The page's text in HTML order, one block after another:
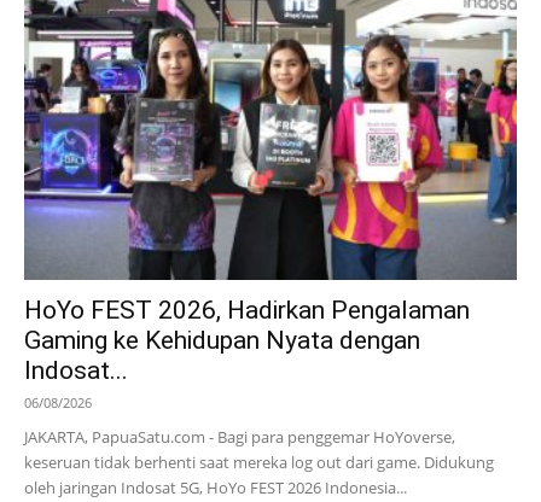
HoYo FEST 2026, Hadirkan Pengalaman
Gaming ke Kehidupan Nyata dengan
Indosat...
06/08/2026
JAKARTA, PapuaSatu.com - Bagi para penggemar HoYoverse,
keseruan tidak berhenti saat mereka log out dari game. Didukung
oleh jaringan Indosat 5G, HoYo FEST 2026 Indonesia...